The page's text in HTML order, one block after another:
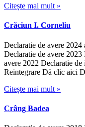
Citește mai mult »
Crăciun I. Corneliu
Declaratie de avere 2024
Declaratie de avere
avere 2022 Declaratie
Reintegrare Dă clic aici
Citește mai mult »
Crâng Badea